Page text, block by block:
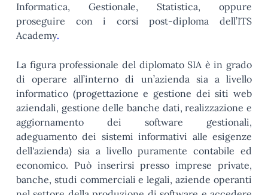
Informatica, Gestionale, Statistica, oppure
proseguire con i corsi post-diploma dell’ITS
Academy.
La figura professionale del diplomato SIA è in grado
di operare all’interno di un’azienda sia a livello
informatico (progettazione e gestione dei siti web
aziendali, gestione delle banche dati, realizzazione e
aggiornamento dei software gestionali,
adeguamento dei sistemi informativi alle esigenze
dell'azienda) sia a livello puramente contabile ed
economico. Può inserirsi presso imprese private,
banche, studi commerciali e legali, aziende operanti